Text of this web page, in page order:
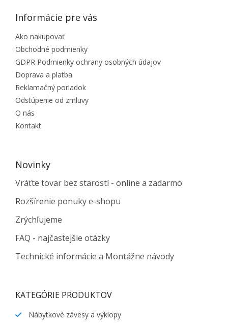
Informácie pre vás
Ako nakupovať
Obchodné podmienky
GDPR Podmienky ochrany osobných údajov
Doprava a platba
Reklamačný poriadok
Odstúpenie od zmluvy
O nás
Kontakt
Novinky
Vráťte tovar bez starostí - online a zadarmo
Rozšírenie ponuky e-shopu
Zrýchľujeme
FAQ - najčastejšie otázky
Technické informácie a Montážne návody
KATEGÓRIE PRODUKTOV
Nábytkové závesy a výklopy